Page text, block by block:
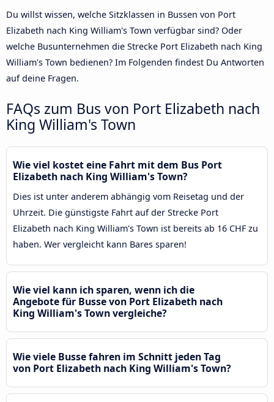
Du willst wissen, welche Sitzklassen in Bussen von Port
Elizabeth nach King William's Town verfügbar sind? Oder
welche Busunternehmen die Strecke Port Elizabeth nach King
William's Town bedienen? Im Folgenden findest Du Antworten
auf deine Fragen.
FAQs zum Bus von Port Elizabeth nach
King William's Town
Wie viel kostet eine Fahrt mit dem Bus Port
Elizabeth nach King William's Town?
Dies ist unter anderem abhängig vom Reisetag und der
Uhrzeit. Die günstigste Fahrt auf der Strecke Port
Elizabeth nach King William's Town ist bereits ab 16 CHF zu
haben. Wer vergleicht kann Bares sparen!
Wie viel kann ich sparen, wenn ich die
Angebote für Busse von Port Elizabeth nach
King William's Town vergleiche?
Wie viele Busse fahren im Schnitt jeden Tag
von Port Elizabeth nach King William's Town?